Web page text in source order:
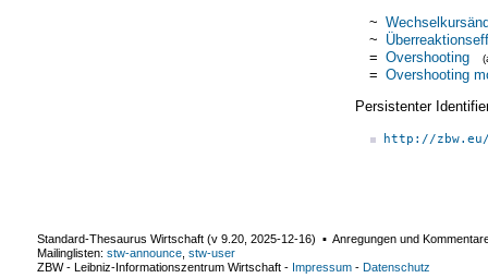
~
~
= Overshooting
= Overshooting
Persistenter
http://
Standard-Thesaurus Wirtschaft (v 9.20 2025-12-16) ▪ Anregungen und
Mailinglisten: stw-announce stw-user
ZBW - Leibniz-Informationszentrum Wirtschaft - Impressum - Datenschutz